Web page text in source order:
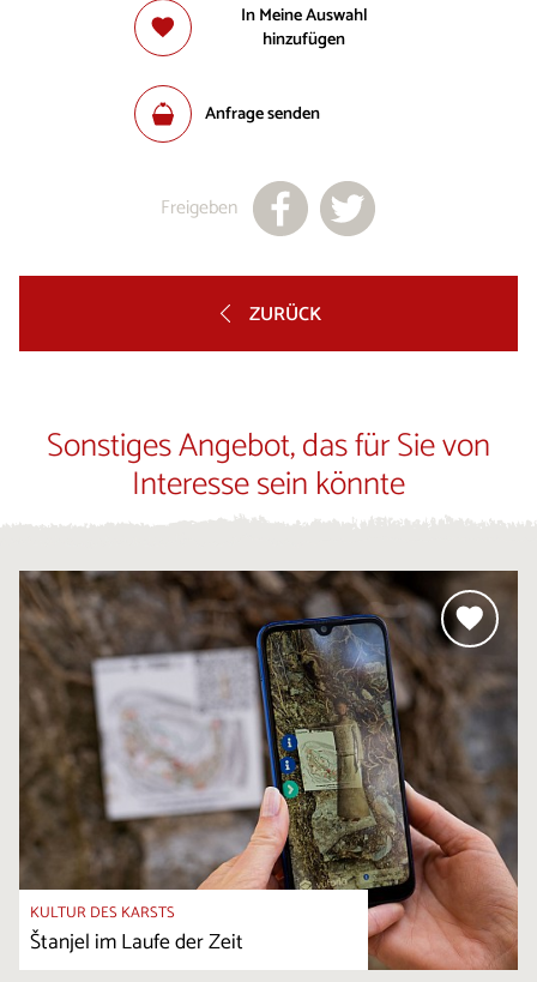
In Meine Auswahl
hinzufügen
Anfrage senden
Freigeben
ZURÜCK
Sonstiges Angebot, das für Sie von
Interesse sein könnte
KULTUR DES KARSTS
Štanjel im Laufe der Zeit